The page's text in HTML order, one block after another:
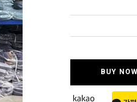
BUY NOW